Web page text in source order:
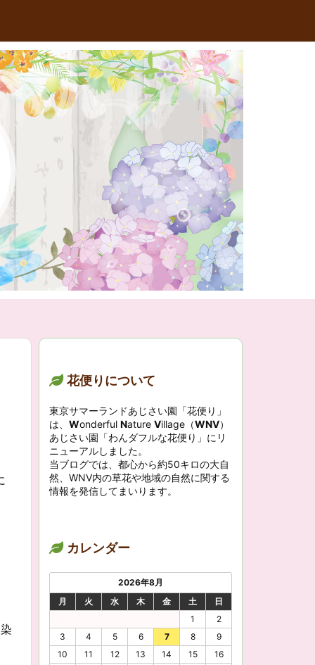
RSS Feedly
花便りについて
東京サマーランドあじさい園「花便り」
は、 Wonderful Nature Village（WNV）
あじさい園「わんダフルな花便り」にリ
ニューアルしました。
当ブログでは、都心から約50キロの大自
然、WNV内の草花や地域の自然に関する
情報を発信してまいります。
カレンダー
2026年8月
月
火 水 木 金 土
日
1
2
3
4 5 6 7 8
9
10
11 12 13 14 15
16